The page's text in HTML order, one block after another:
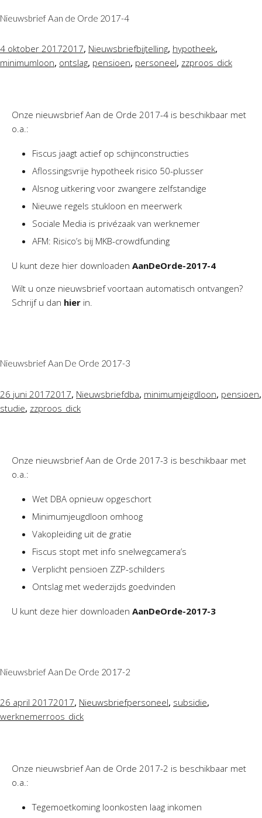
Nieuwsbrief Aan de Orde 2017-4
4 oktober 20172017, Nieuwsbriefbijtelling, hypotheek,
minimumloon, ontslag, pensioen, personeel, zzproos_dick
Onze nieuwsbrief Aan de Orde 2017-4 is beschikbaar met
o.a.:
Fiscus jaagt actief op schijnconstructies
Aflossingsvrije hypotheek risico 50-plusser
Alsnog uitkering voor zwangere zelfstandige
Nieuwe regels stukloon en meerwerk
Sociale Media is privézaak van werknemer
AFM: Risico’s bij MKB-crowdfunding
U kunt deze hier downloaden AanDeOrde-2017-4
Wilt u onze nieuwsbrief voortaan automatisch ontvangen?
Schrijf u dan hier in.
Nieuwsbrief Aan De Orde 2017-3
26 juni 20172017, Nieuwsbriefdba, minimumjeigdloon, pensioen,
studie, zzproos_dick
Onze nieuwsbrief Aan de Orde 2017-3 is beschikbaar met
o.a.:
Wet DBA opnieuw opgeschort
Minimumjeugdloon omhoog
Vakopleiding uit de gratie
Fiscus stopt met info snelwegcamera’s
Verplicht pensioen ZZP-schilders
Ontslag met wederzijds goedvinden
U kunt deze hier downloaden AanDeOrde-2017-3
Nieuwsbrief Aan De Orde 2017-2
26 april 20172017, Nieuwsbriefpersoneel, subsidie,
werknemerroos_dick
Onze nieuwsbrief Aan de Orde 2017-2 is beschikbaar met
o.a.:
Tegemoetkoming loonkosten laag inkomen